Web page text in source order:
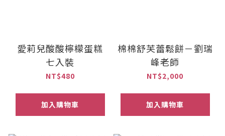
愛莉兒酸酸檸檬蛋糕
七入裝
NT$480
加入購物車
棉棉舒芙蕾鬆餅－劉瑞
峰老師
NT$2,000
加入購物車